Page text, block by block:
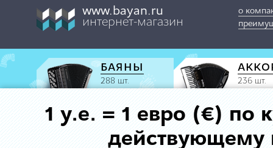
www.bayan.ru
интернет-магазин
о
БАЯНЫ
288 шт. 236 шт.
1 у.е. = 1 евро (€) по
действующему